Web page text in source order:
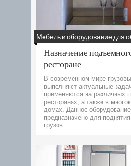
Мебель и оборудование для
Назначение
ресторане
В современном мире
выполняют актуальные
применяются на различных
ресторанах, а также в
домах. Данное оборудование
предназначено для
грузов....